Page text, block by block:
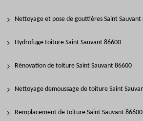
Nettoyage et pose de gouttières Saint Sauvant
Hydrofuge toiture Saint Sauvant 86600
Rénovation de toiture Saint Sauvant 86600
Nettoyage demoussage de toiture Saint
Remplacement de toiture Saint Sauvant 86600